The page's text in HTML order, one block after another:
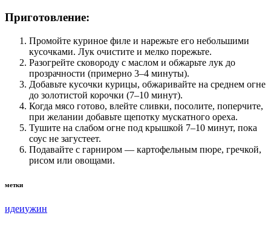
Приготовление:
Промойте куриное филе и нарежьте его небольшими
кусочками. Лук очистите и мелко порежьте.
Разогрейте сковороду с маслом и обжарьте лук до
прозрачности (примерно 3–4 минуты).
Добавьте кусочки курицы, обжаривайте на среднем огне
до золотистой корочки (7–10 минут).
Когда мясо готово, влейте сливки, посолите, поперчите,
при желании добавьте щепотку мускатного ореха.
Тушите на слабом огне под крышкой 7–10 минут, пока
соус не загустеет.
Подавайте с гарниром — картофельным пюре, гречкой,
рисом или овощами.
метки
идеиужин